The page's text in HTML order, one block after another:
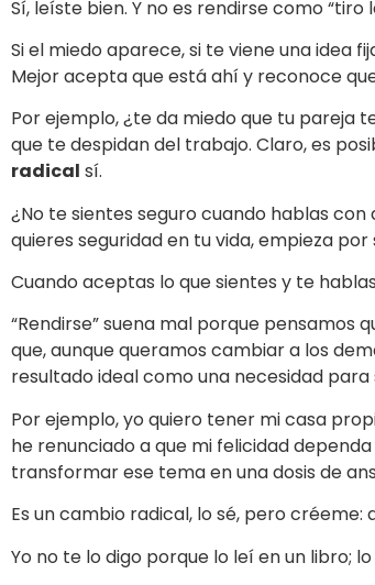
Sí, leíste bien. Y no es rendirse como “tiro
Si el miedo aparece, si te viene una idea
Mejor acepta que está ahí y reconoce
Por ejemplo, ¿te da miedo que tu pareja
que te despidan del trabajo. Claro, es
radical sí.
¿No te sientes seguro cuando hablas
quieres seguridad en tu vida, empieza por
Cuando aceptas lo que sientes y te
“Rendirse” suena mal porque pensamos
que, aunque queramos cambiar a los
resultado ideal como una necesidad para
Por ejemplo, yo quiero tener mi casa
he renunciado a que mi felicidad
transformar ese tema en una dosis de
Es un cambio radical, lo sé, pero
Yo no te lo digo porque lo leí en un libro;